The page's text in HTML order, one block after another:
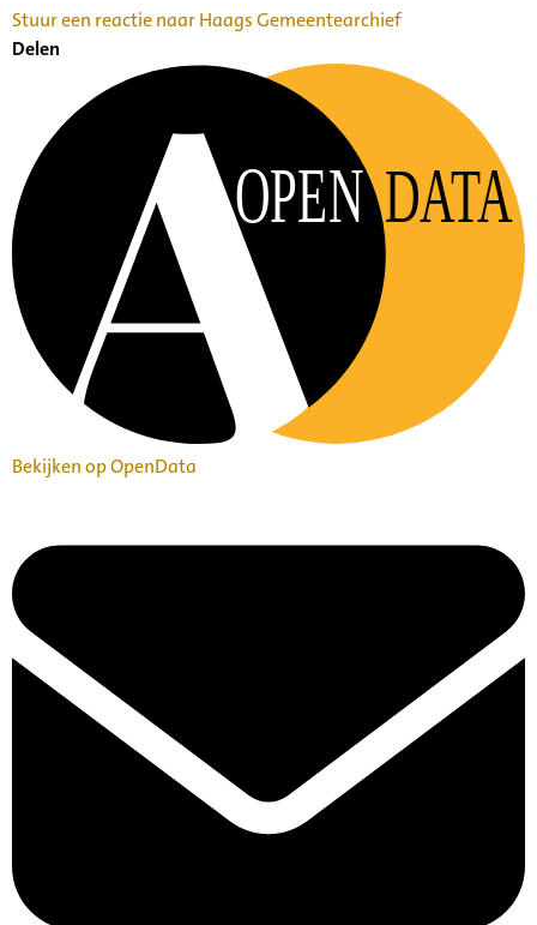
Stuur een reactie naar Haags Gemeentearchief
Delen
OPEN DATA
Bekijken op OpenData